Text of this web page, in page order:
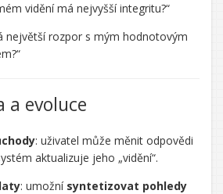
vidění má nejvyšší integritu?“
největší rozpor s mým hodnotovým
a evoluce
: uživatel může měnit odpovědi
aktualizuje jeho „vidění“.
: umožní syntetizovat pohledy